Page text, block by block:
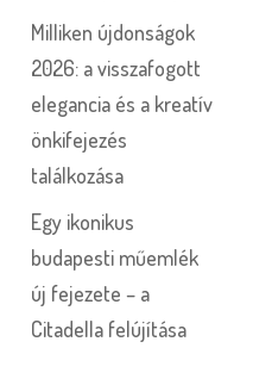
Milliken újdonságok
2026: a visszafogott
elegancia és a kreatív
önkifejezés
találkozása
Egy ikonikus
budapesti műemlék
új fejezete – a
Citadella felújítása